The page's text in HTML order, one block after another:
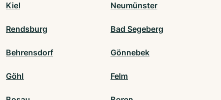
Kiel Neumünster
Rendsburg Bad Segeberg
Behrensdorf Gönnebek
Göhl Felm